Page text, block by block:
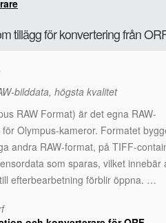
tillägg för konvertering från
bilddata, högsta kvalitet
RAW Format) är det egna RAW-
Olympus-kameror. Formatet
andra RAW-format, på TIFF-
som sparas, vilket innebär
efterbearbetning förblir öppna. …